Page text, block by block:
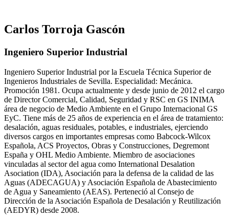
Carlos Torroja Gascón
Ingeniero Superior Industrial
Ingeniero Superior Industrial por la Escuela Técnica Superior de
Ingenieros Industriales de Sevilla. Especialidad: Mecánica.
Promoción 1981. Ocupa actualmente y desde junio de 2012 el cargo
de Director Comercial, Calidad, Seguridad y RSC en GS INIMA
área de negocio de Medio Ambiente en el Grupo Internacional GS
EyC. Tiene más de 25 años de experiencia en el área de tratamiento:
desalación, aguas residuales, potables, e industriales, ejerciendo
diversos cargos en importantes empresas como Babcock-Wilcox
Española, ACS Proyectos, Obras y Construcciones, Degremont
España y OHL Medio Ambiente. Miembro de asociaciones
vinculadas al sector del agua como International Desalation
Asociation (IDA), Asociación para la defensa de la calidad de las
Aguas (ADECAGUA) y Asociación Española de Abastecimiento
de Agua y Saneamiento (AEAS). Perteneció al Consejo de
Dirección de la Asociación Española de Desalación y Reutilización
(AEDYR) desde 2008.